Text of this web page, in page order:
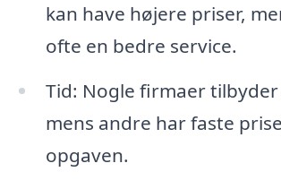
kan have højere priser,
ofte en bedre service.
Tid: Nogle firmaer
mens andre har faste
opgaven.